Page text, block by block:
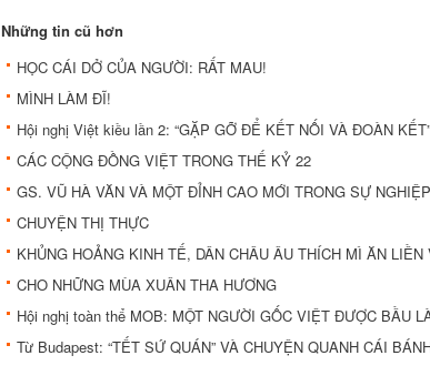
Những tin cũ hơn
HỌC CÁI DỞ CỦA NGƯỜI: RẤT MAU!
MÌNH LÀM ĐĨ!
Hội nghị Việt kiều lần 2: “GẶP GỠ ĐỂ KẾT NỐI VÀ ĐOÀN KẾT”
CÁC CỘNG ĐỒNG VIỆT TRONG THẾ KỶ 22
GS. VŨ HÀ VĂN VÀ MỘT ĐỈNH CAO MỚI TRONG SỰ
CHUYỆN THỊ THỰC
KHỦNG HOẢNG KINH TẾ, DÂN CHÂU ÂU THÍCH MÌ ĂN LIỀN
CHO NHỮNG MÙA XUÂN THA HƯƠNG
Hội nghị toàn thể MOB: MỘT NGƯỜI GỐC VIỆT ÐƯỢC BẦU
Từ Budapest: “TẾT SỨ QUÁN” VÀ CHUYỆN QUANH CÁI